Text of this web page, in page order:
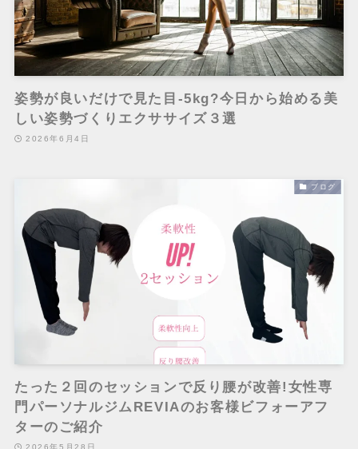
姿勢が良いだけで見た目-5kg?今日から始める美
しい姿勢づくりエクササイズ３選
2026年6月4日
ブログ
たった２回のセッションで反り腰が改善!女性専
門パーソナルジムREVIAのお客様ビフォーアフ
ターのご紹介
2026年5月28日